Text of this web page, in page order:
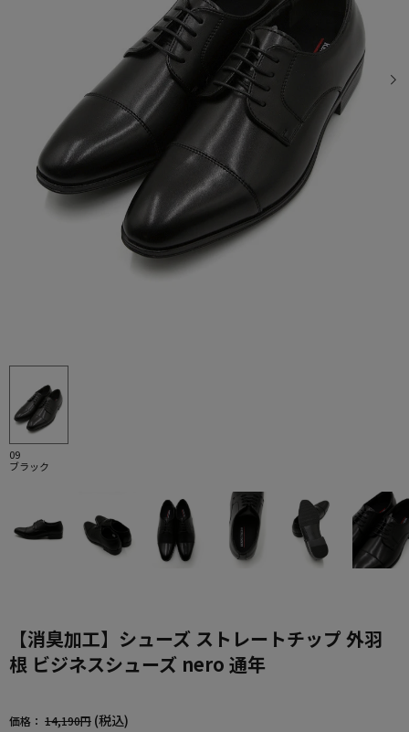
09
ブラック
【消臭加工】シューズ ストレートチップ 外羽
根 ビジネスシューズ nero 通年
価格： 14,190円 (税込)